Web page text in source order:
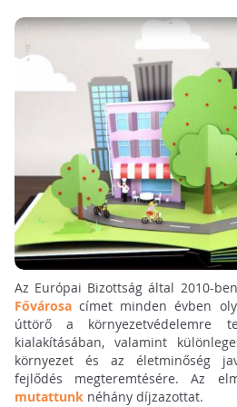
Az Európai Bizottság által 2010-
Fővárosacímet minden évben
úttörő a környezetvédelemre
kialakításában, valamint
környezet és az életminőség
fejlődés megteremtésére. Az
mutattunknéhány díjzazottat.